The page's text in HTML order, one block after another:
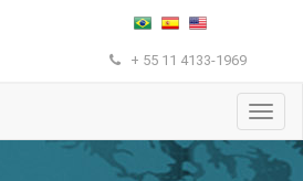
+ 55 11 4133-1969